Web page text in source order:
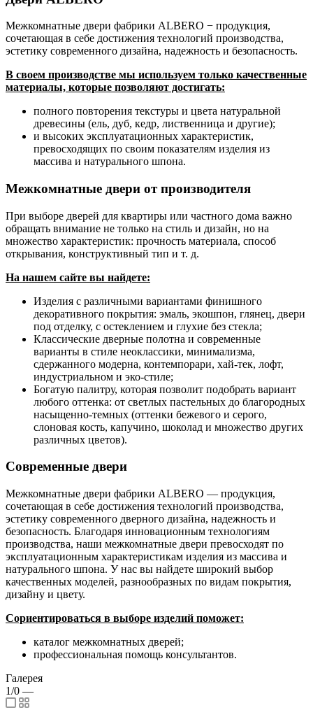
Межкомнатные двери фабрики ALBERO − продукция,
сочетающая в себе достижения технологий производства,
эстетику современного дизайна, надежность и безопасность.
В своем производстве мы используем только качественные
материалы, которые позволяют достигать:
полного повторения текстуры и цвета натуральной
древесины (ель, дуб, кедр, лиственница и другие);
и высоких эксплуатационных характеристик,
превосходящих по своим показателям изделия из
массива и натурального шпона.
Межкомнатные двери от производителя
При выборе дверей для квартиры или частного дома важно
обращать внимание не только на стиль и дизайн, но на
множество характеристик: прочность материала, способ
открывания, конструктивный тип и т. д.
На нашем сайте вы найдете:
Изделия с различными вариантами финишного
декоративного покрытия: эмаль, экошпон, глянец, двери
под отделку, с остеклением и глухие без стекла;
Классические дверные полотна и современные
варианты в стиле неоклассики, минимализма,
сдержанного модерна, контемпорари, хай-тек, лофт,
индустриальном и эко-стиле;
Богатую палитру, которая позволит подобрать вариант
любого оттенка: от светлых пастельных до благородных
насыщенно-темных (оттенки бежевого и серого,
слоновая кость, капучино, шоколад и множество других
различных цветов).
Современные двери
Межкомнатные двери фабрики ALBERO — продукция,
сочетающая в себе достижения технологий производства,
эстетику современного дверного дизайна, надежность и
безопасность. Благодаря инновационным технологиям
производства, наши межкомнатные двери превосходят по
эксплуатационным характеристикам изделия из массива и
натурального шпона. У нас вы найдете широкий выбор
качественных моделей, разнообразных по видам покрытия,
дизайну и цвету.
Сориентироваться в выборе изделий поможет:
каталог межкомнатных дверей;
профессиональная помощь консультантов.
Галерея
1/0 —